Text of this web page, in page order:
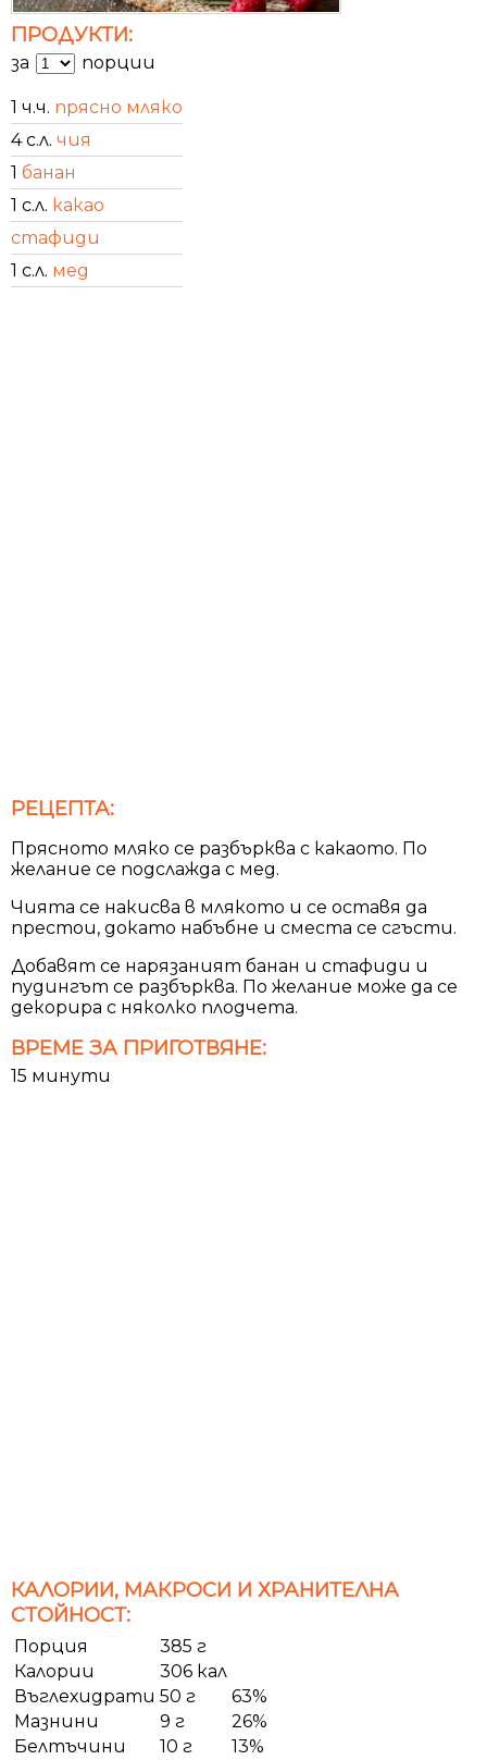
ПРОДУКТИ:
за порции
1 ч.ч. прясно мляко
4 с.л. чия
1 банан
1 с.л. какао
стафиди
1 с.л. мед
РЕЦЕПТА:
Прясното мляко се разбърква с какаото. По
желание се подслажда с мед.
Чията се накисва в млякото и се оставя да
престои, докато набъбне и сместа се сгъсти.
Добавят се нарязаният банан и стафиди и
пудингът се разбърква. По желание може да се
декорира с няколко плодчета.
ВРЕМЕ ЗА ПРИГОТВЯНЕ:
15 минути
КАЛОРИИ, МАКРОСИ И ХРАНИТЕЛНА
СТОЙНОСТ:
Порция
385 г
Калории
306 кал
Въглехидрати 50 г
63%
Мазнини
9 г
26%
Белтъчини
10 г
13%